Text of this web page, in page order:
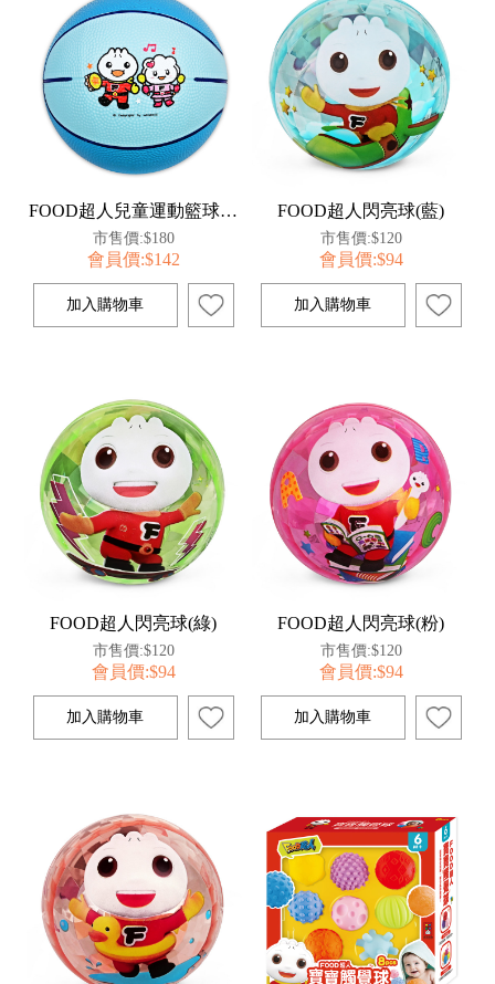
FOOD超人兒童運動籃球-淺藍
市售價:$180
會員價:$142
FOOD超人閃亮球(藍)
市售價:$120
會員價:$94
FOOD超人閃亮球(綠)
市售價:$120
會員價:$94
FOOD超人閃亮球(粉)
市售價:$120
會員價:$94